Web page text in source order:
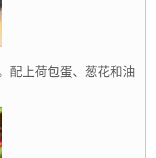
配上荷包蛋、葱花和油